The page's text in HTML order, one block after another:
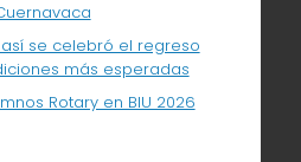
así se celebró el regreso
más esperadas
Rotary en BIU 2026